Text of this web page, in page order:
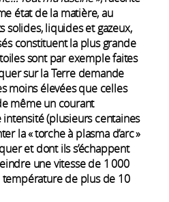
état de la matière, au
solides, liquides et gazeux,
constituent la plus grande
sont par exemple faites
sur la Terre demande
moins élevées que celles
même un courant
intensité (plusieurs centaines
la « torche à plasma d’arc »
et dont ils s’échappent
une vitesse de 1 000
de plus de 10